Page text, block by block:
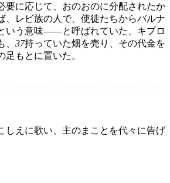
要に応じて、おのおのに分配されたか
、レビ族の人で、使徒たちからバルナ
う意味――と呼ばれていた、キプロ
37持っていた畑を売り、その代金を
もとに置いた。
しえに歌い、主のまことを代々に告げ